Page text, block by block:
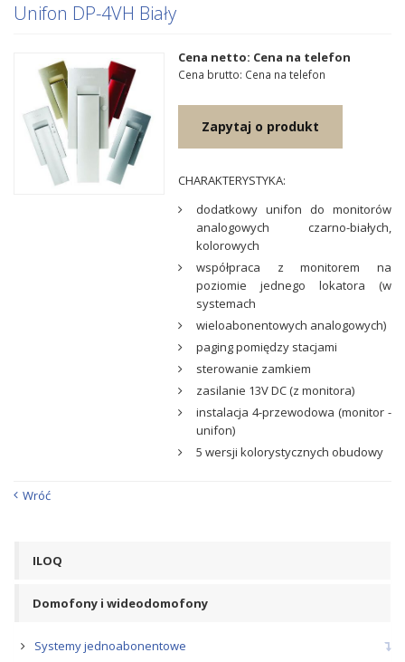
Unifon DP-4VH Biały
Cena netto: Cena na telefon
Cena brutto: Cena na telefon
Zapytaj o produkt
CHARAKTERYSTYKA:
dodatkowy unifon do monitorów
analogowych czarno-białych,
kolorowych
współpraca z monitorem na
poziomie jednego lokatora (w
systemach
wieloabonentowych analogowych)
paging pomiędzy stacjami
sterowanie zamkiem
zasilanie 13V DC (z monitora)
instalacja 4-przewodowa (monitor -
unifon)
5 wersji kolorystycznych obudowy
Wróć
ILOQ
Domofony i wideodomofony
Systemy jednoabonentowe